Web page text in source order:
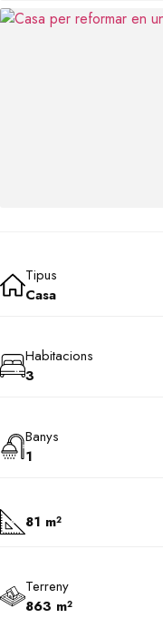
Tipus
Casa
Habitacions
3
Banys
1
81 m²
Terreny
863 m²